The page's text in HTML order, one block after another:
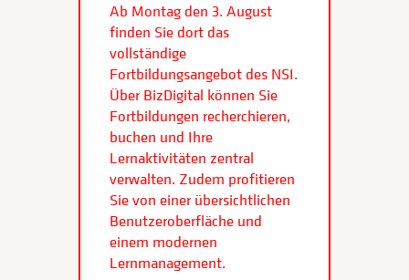
Ab Montag den 3. August
finden Sie dort das
vollständige
Fortbildungsangebot des NSI.
Über BizDigital können Sie
Fortbildungen recherchieren,
buchen und Ihre
Lernaktivitäten zentral
verwalten. Zudem profitieren
Sie von einer übersichtlichen
Benutzeroberfläche und
einem modernen
Lernmanagement.